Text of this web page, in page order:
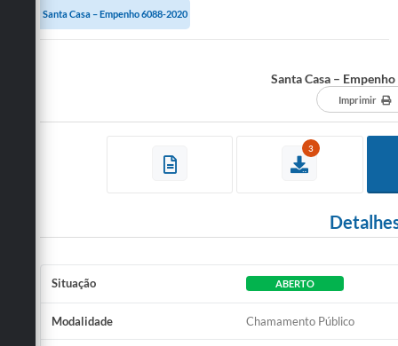
Telefones
Inclusão e Acessibilidade
Cidadão
Transporte Coletivo Municipal (Horários e
Itinerários)
Normas e Legislação
Santa Casa – Empenho 6088-2020
Santa Casa –
Imprimir
3
Situação ABERTO
Modalidade Chamamento Público